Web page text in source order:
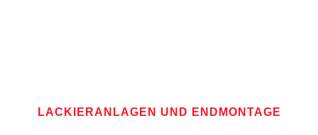
LACKIERANLAGEN UND ENDMONTAGE